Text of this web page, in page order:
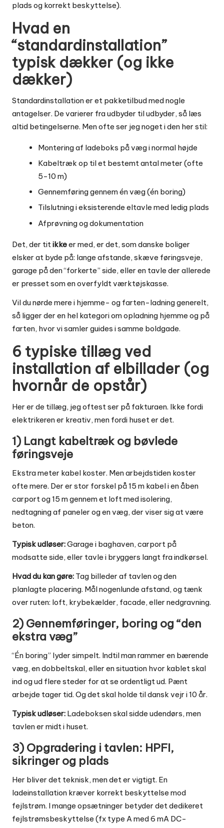
plads og korrekt beskyttelse).
Hvad en
“standardinstallation”
typisk dækker (og ikke
dækker)
Standardinstallation er et pakketilbud med nogle
antagelser. De varierer fra udbyder til udbyder, så læs
altid betingelserne. Men ofte ser jeg noget i den her stil:
Montering af ladeboks på væg i normal højde
Kabeltræk op til et bestemt antal meter (ofte
5-10 m)
Gennemføring gennem én væg (én boring)
Tilslutning i eksisterende eltavle med ledig plads
Afprøvning og dokumentation
Det, der tit ikkeer med, er det, som danske boliger
elsker at byde på: lange afstande, skæve føringsveje,
garage på den “forkerte” side, eller en tavle der allerede
er presset som en overfyldt værktøjskasse.
Vil du nørde mere i hjemme- og farten-ladning generelt,
så ligger der en hel kategori omopladning hjemme og på
farten, hvor vi samler guides i samme boldgade.
6 typiske tillæg ved
installation af elbillader (og
hvornår de opstår)
Her er de tillæg, jeg oftest ser på fakturaen. Ikke fordi
elektrikeren er kreativ, men fordi huset er det.
1) Langt kabeltræk og bøvlede
føringsveje
Ekstra meter kabel koster. Men arbejdstiden koster
ofte mere. Der er stor forskel på 15 m kabel i en åben
carport og 15 m gennem et loft med isolering,
nedtagning af paneler og en væg, der viser sig at være
beton.
Typisk udløser:Garage i baghaven, carport på
modsatte side, eller tavle i bryggers langt fra indkørsel.
Hvad du kan gøre: Tag billeder af tavlen og den
planlagte placering. Mål nogenlunde afstand, og tænk
over ruten: loft, krybekælder, facade, eller nedgravning.
2) Gennemføringer, boring og “den
ekstra væg”
“Én boring” lyder simpelt. Indtil man rammer en bærende
væg, en dobbeltskal, eller en situation hvor kablet skal
ind og ud flere steder for at se ordentligt ud. Pænt
arbejde tager tid. Og det skal holde til dansk vejr i 10 år.
Typisk udløser: Ladeboksen skal sidde udendørs, men
tavlen er midt i huset.
3) Opgradering i tavlen: HPFI,
sikringer og plads
Her bliver det teknisk, men det er vigtigt. En
ladeinstallation kræver korrekt beskyttelse mod
fejlstrøm. I mange opsætninger betyder det dedikeret
fejlstrømsbeskyttelse (fx type A med 6 mA DC-